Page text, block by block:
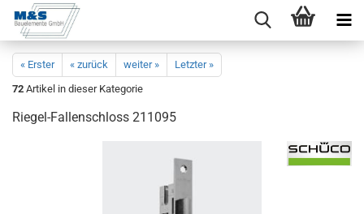
« Erster « zurück weiter »
Letzter »
72 Artikel in dieser Kategorie
Riegel-​Fallenschloss 211095